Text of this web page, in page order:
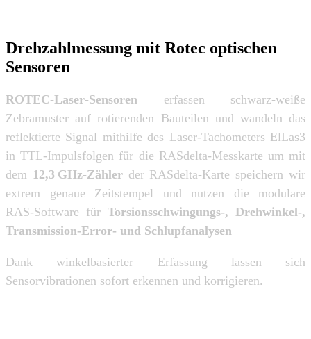
Drehzahlmessung mit Rotec optischen
Sensoren
ROTEC‑Laser‑Sensoren erfassen schwarz‑weiße
Zebramuster auf rotierenden Bauteilen und wandeln das
reflektierte Signal mithilfe des Laser‑Tachometers ElLas3
in TTL‑Impulsfolgen für die RASdelta‑Messkarte um mit
dem 12,3 GHz‑Zählerder RASdelta‑Karte speichern wir
extrem genaue Zeitstempel und nutzen die modulare
RAS‑Software für Torsionsschwingungs‑, Drehwinkel‑,
Transmission‑Error‑ und Schlupfanalysen
Dank winkelbasierter Erfassung lassen sich
Sensorvibrationen sofort erkennen und korrigieren.